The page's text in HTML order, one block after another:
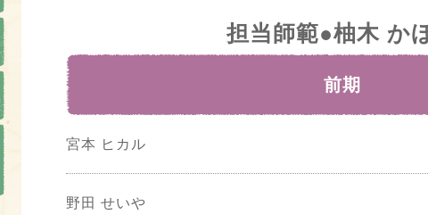
担当師範●柚木 か
前期
宮本 ヒカル
野田 せいや